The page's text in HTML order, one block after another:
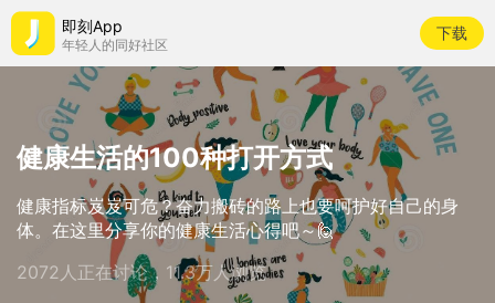
即刻App
年轻人的同好社区
下载
健康生活的100种打开方式
健康指标岌岌可危？奋力搬砖的路上也要呵护好自己的身
体。在这里分享你的健康生活心得吧～🙋
2072人正在讨论，11.3万人浏览